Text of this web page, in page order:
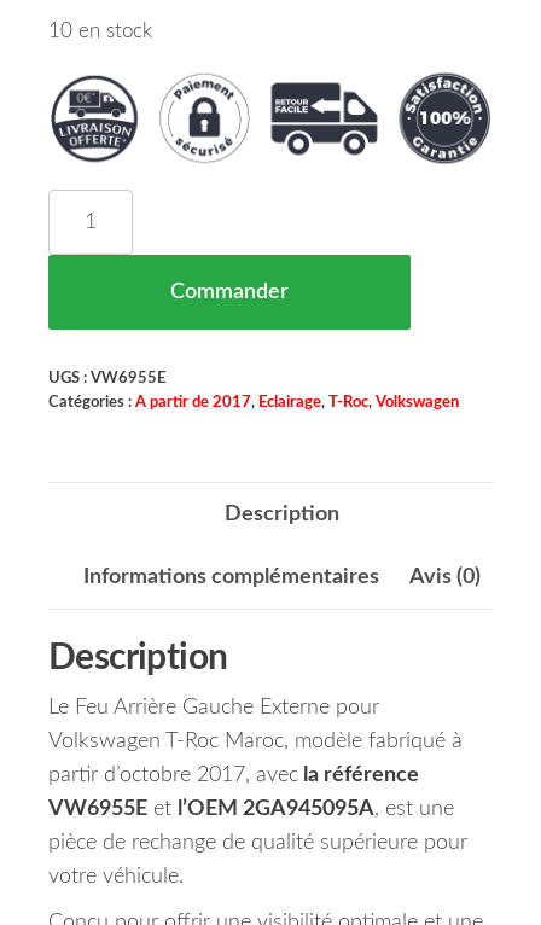
10 en stock
Commander
UGS : VW6955E
Catégories : A partir de 2017, Eclairage, T-Roc, Volkswagen
Description
Informations complémentaires Avis (0)
Description
Le Feu Arrière Gauche Externe pour
Volkswagen T-Roc Maroc, modèle fabriqué à
partir d’octobre 2017, avec la référence
VW6955E et l’OEM 2GA945095A, est une
pièce de rechange de qualité supérieure pour
votre véhicule.